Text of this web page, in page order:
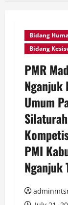
Bidang
Bidang
PMR
Nganjuk
Umum
PMI
Nganjuk